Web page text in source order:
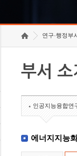
연구·행정부
부서 소
인공지능융합연
에너지지능